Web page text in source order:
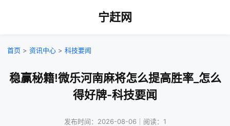
宁赶网
首页 > 资讯中心 > 科技要闻
稳赢秘籍!微乐河南麻将怎么提高胜率_怎么
得好牌-科技要闻
发布时间：2026-08-06｜阅读：1